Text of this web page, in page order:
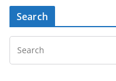
Search